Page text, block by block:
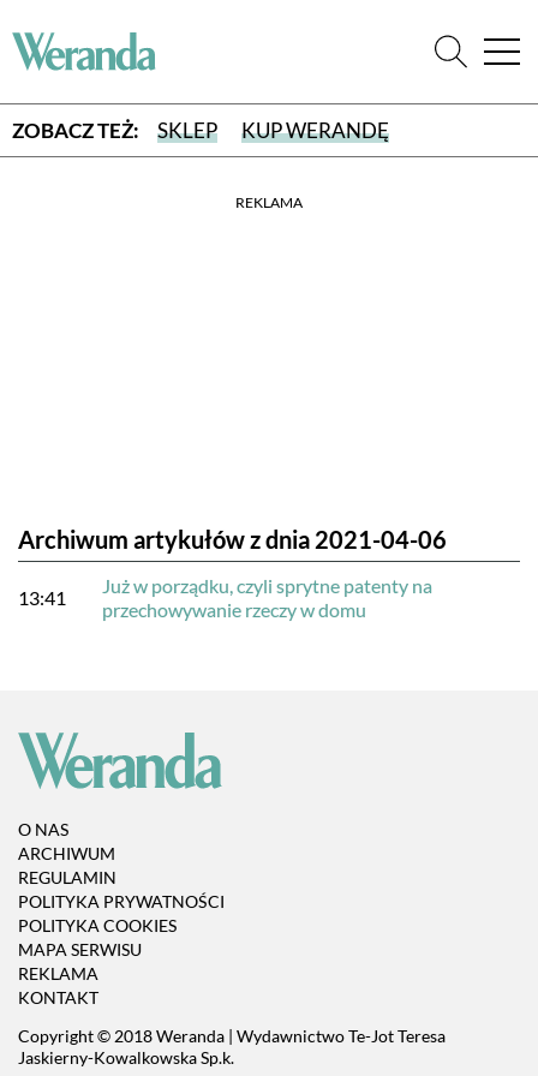
ZOBACZ TEŻ: SKLEP KUP WERANDĘ
REKLAMA
Archiwum artykułów z dnia 2021-04-06
13:41
Już w porządku, czyli sprytne patenty na
przechowywanie rzeczy w domu
O NAS
ARCHIWUM
REGULAMIN
POLITYKA PRYWATNOŚCI
POLITYKA COOKIES
MAPA SERWISU
REKLAMA
KONTAKT
Copyright © 2018 Weranda | Wydawnictwo Te-Jot Teresa
Jaskierny-Kowalkowska Sp.k.